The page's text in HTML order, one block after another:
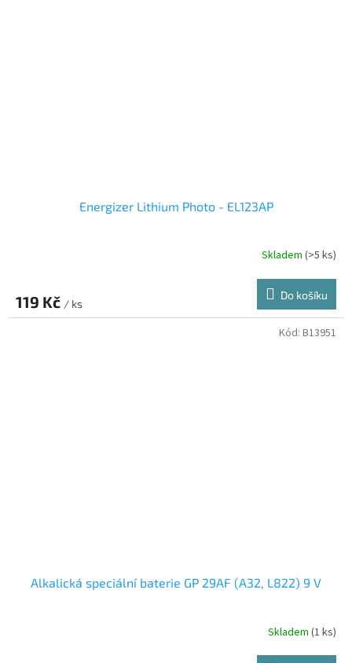
Energizer Lithium Photo - EL123AP
Skladem (>5 ks)
119 Kč / ks
Do košíku
Alkalická speciální baterie GP 29AF (A32, L822) 9 V
Skladem (1 ks)
Kód: B13951